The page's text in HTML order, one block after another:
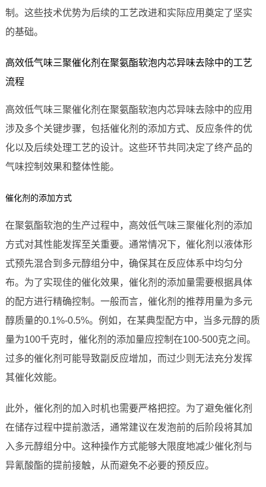
制。这些技术优势为后续的工艺改进和实际应用奠定了坚实
的基础。
高效低气味三聚催化剂在聚氨酯软泡内芯异味去除中的工艺
流程
高效低气味三聚催化剂在聚氨酯软泡内芯异味去除中的应用
涉及多个关键步骤，包括催化剂的添加方式、反应条件的优
化以及后续处理工艺的设计。这些环节共同决定了终产品的
气味控制效果和整体性能。
催化剂的添加方式
在聚氨酯软泡的生产过程中，高效低气味三聚催化剂的添加
方式对其性能发挥至关重要。通常情况下，催化剂以液体形
式预先混合到多元醇组分中，确保其在反应体系中均匀分
布。为了实现佳的催化效果，催化剂的添加量需要根据具体
的配方进行精确控制。一般而言，催化剂的推荐用量为多元
醇质量的0.1%-0.5%。例如，在某典型配方中，当多元醇的质
量为100千克时，催化剂的添加量应控制在100-500克之间。
过多的催化剂可能导致副反应增加，而过少则无法充分发挥
其催化效能。
此外，催化剂的加入时机也需要严格把控。为了避免催化剂
在储存过程中提前激活，通常建议在发泡前的后阶段将其加
入多元醇组分中。这种操作方式能够大限度地减少催化剂与
异氰酸酯的提前接触，从而避免不必要的预反应。